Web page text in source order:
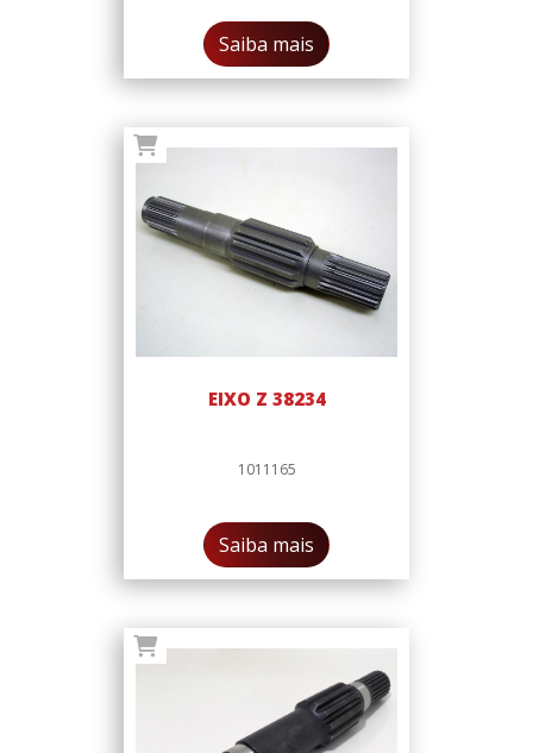
Saiba mais
EIXO Z 38234
1011165
Saiba mais